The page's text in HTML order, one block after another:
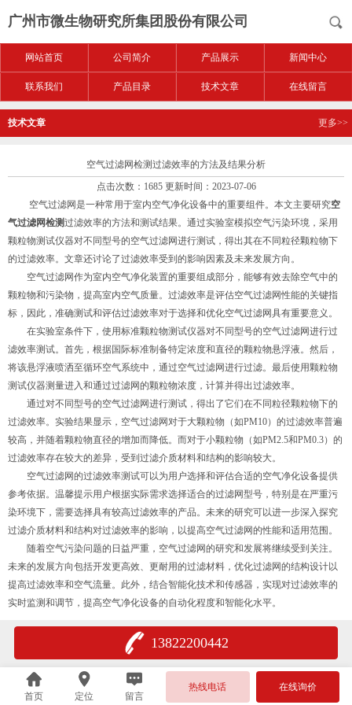
广州市微生物研究所集团股份有限公司
网站首页 公司简介 产品展示 新闻中心
联系我们 产品目录 技术文章 在线留言
技术文章 更多>>
空气过滤网检测过滤效率的方法及结果分析
点击次数：1685 更新时间：2023-07-06
空气过滤网是一种常用于室内空气净化设备中的重要组件。本文主要研究空
气过滤网检测过滤效率的方法和测试结果。通过实验室模拟空气污染环境，采用
颗粒物测试仪器对不同型号的空气过滤网进行测试，得出其在不同粒径颗粒物下
的过滤效率。文章还讨论了过滤效率受到的影响因素及未来发展方向。
空气过滤网作为室内空气净化装置的重要组成部分，能够有效去除空气中的
颗粒物和污染物，提高室内空气质量。过滤效率是评估空气过滤网性能的关键指
标，因此，准确测试和评估过滤效率对于选择和优化空气过滤网具有重要意义。
在实验室条件下，使用标准颗粒物测试仪器对不同型号的空气过滤网进行过
滤效率测试。首先，根据国际标准制备特定浓度和直径的颗粒物悬浮液。然后，
将该悬浮液喷洒至循环空气系统中，通过空气过滤网进行过滤。最后使用颗粒物
测试仪器测量进入和通过过滤网的颗粒物浓度，计算并得出过滤效率。
通过对不同型号的空气过滤网进行测试，得出了它们在不同粒径颗粒物下的
过滤效率。实验结果显示，空气过滤网对于大颗粒物（如PM10）的过滤效率普遍
较高，并随着颗粒物直径的增加而降低。而对于小颗粒物（如PM2.5和PM0.3）的
过滤效率存在较大的差异，受到过滤介质材料和结构的影响较大。
空气过滤网的过滤效率测试可以为用户选择和评估合适的空气净化设备提供
参考依据。温馨提示用户根据实际需求选择适合的过滤网型号，特别是在严重污
染环境下，需要选择具有较高过滤效率的产品。未来的研究可以进一步深入探究
过滤介质材料和结构对过滤效率的影响，以提高空气过滤网的性能和适用范围。
随着空气污染问题的日益严重，空气过滤网的研究和发展将继续受到关注。
未来的发展方向包括开发更高效、更耐用的过滤材料，优化过滤网的结构设计以
提高过滤效率和空气流量。此外，结合智能化技术和传感器，实现对过滤效率的
实时监测和调节，提高空气净化设备的自动化程度和智能化水平。
13822200442
首页 定位 留言
热线电话 在线询价